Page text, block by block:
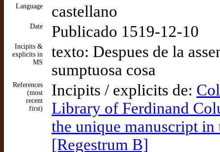
Language castellano
Date Publicado 1519-12-10
Incipits &
explicits in
MS
texto: Despues de la
sumptuosa cosa
References
(most
recent
first)
Incipits / explicits de:
Library of Ferdinand
the unique manuscript
[Regestrum B]